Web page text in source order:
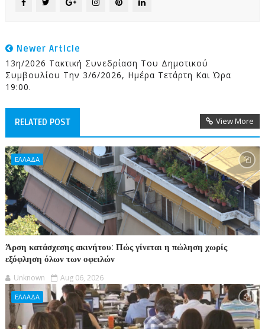
Newer Article
13η/2026 Τακτική Συνεδρίαση Του Δημοτικού
Συμβουλίου Την 3/6/2026, Ημέρα Τετάρτη Και Ώρα
19:00.
RELATED POST View More
ΕΛΛΑΔΑ
Άρση κατάσχεσης ακινήτου: Πώς γίνεται η πώληση χωρίς
εξόφληση όλων των οφειλών
Unknown Aug 06, 2026
ΕΛΛΑΔΑ